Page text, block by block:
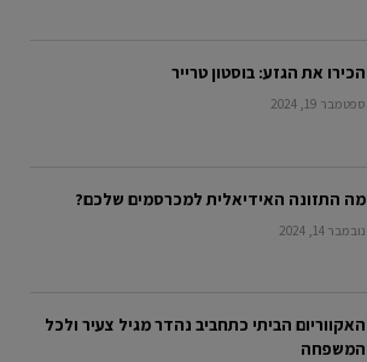
הכירו את הגזע: בוסטון טרייר
ספטמבר 19, 2024
מה התזונה האידיאלית למכרסמים שלכם?
נובמבר 14, 2024
האקווריום הביתי כתחביב נהדר מגיל צעיר ולכל
המשפחה